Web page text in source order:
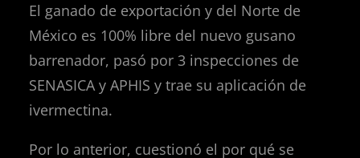
El ganado de exportación y del Norte de
México es 100% libre del nuevo gusano
barrenador, pasó por 3 inspecciones de
SENASICA y APHIS y trae su aplicación de
ivermectina.
Por lo anterior, cuestionó el por qué se